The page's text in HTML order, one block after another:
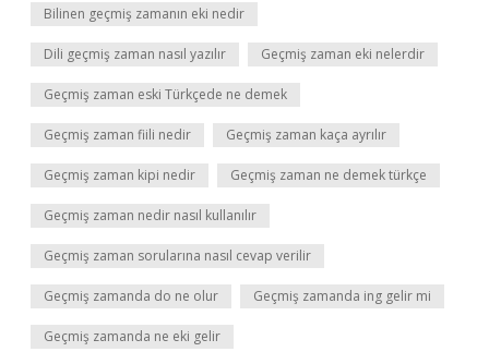
Bilinen geçmiş zamanın eki nedir
Dili geçmiş zaman nasıl yazılır Geçmiş zaman eki nelerdir
Geçmiş zaman eski Türkçede ne demek
Geçmiş zaman fiili nedir Geçmiş zaman kaça ayrılır
Geçmiş zaman kipi nedir Geçmiş zaman ne demek türkçe
Geçmiş zaman nedir nasıl kullanılır
Geçmiş zaman sorularına nasıl cevap verilir
Geçmiş zamanda do ne olur Geçmiş zamanda ing gelir mi
Geçmiş zamanda ne eki gelir